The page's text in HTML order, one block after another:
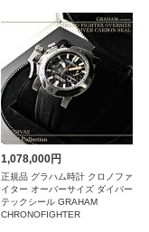
1,078,000円
正規品 グラハム時計 クロノファ
イター オーバーサイズ ダイバー
テックシール GRAHAM
CHRONOFIGHTER